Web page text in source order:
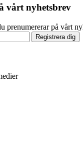
vårt nyhetsbrev
prenumererar på vårt
Registrera dig